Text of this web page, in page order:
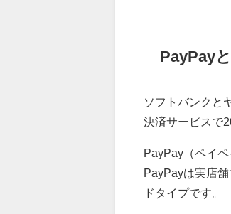
PayPay
ソフトバンクと
決済サービスで
PayPay（ペイペ
PayPayは実店
ドタイプです。